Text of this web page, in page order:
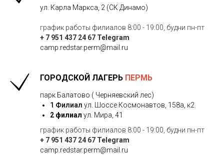
ул. Карла Маркса, 2 (CК Динамо)
график работы филиалов 8:00 - 19:00, будни пн-пт
+ 7 951 437 24 67 Telegram
camp.redstar.perm@mail.ru
ГОРОДСКОЙ ЛАГЕРЬ ПЕРМЬ
парк Балатово ( Черняевский лес) ​
1 Филиал ул. Шоссе Космонавтов, 158а, к2.
2 филиал ул. Мира, 41
график работы филиалов 8:00 - 19:00, будни пн-пт
+ 7 951 437 24 67 Telegram
camp.redstar.perm@mail.ru